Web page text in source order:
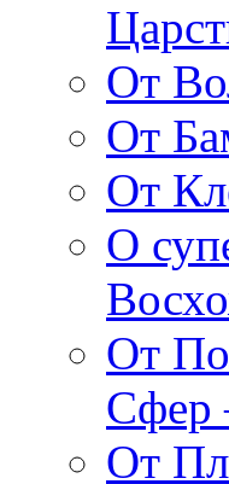
От
От
От
О
От
Сфер
От